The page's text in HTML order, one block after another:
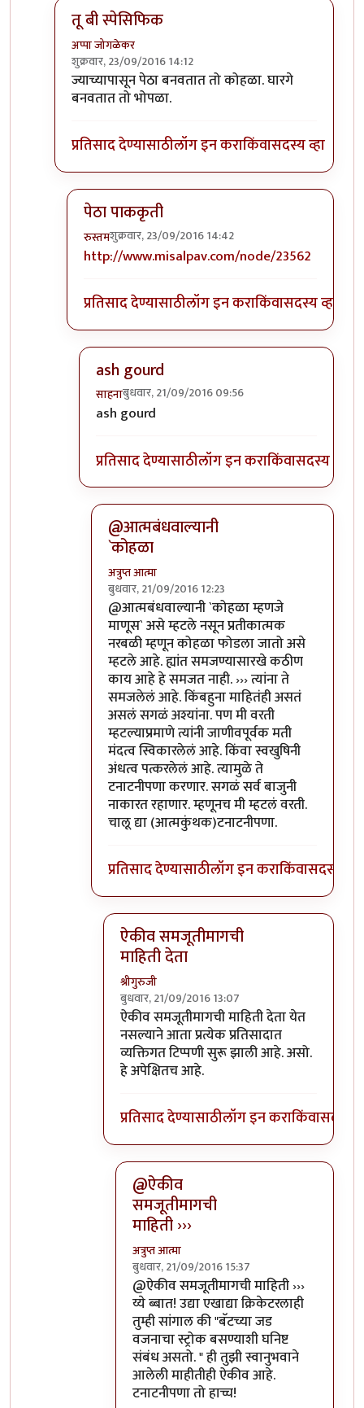
तू बी स्पेसिफिक
अप्पा जोगळेकर
शुक्रवार, 23/09/2016 14:12
In reply toतांबडा भोपळा टू बी स्पेसिफिक.by
ज्याच्यापासून पेठा बनवतात तो कोहळा. घारगे
बनवतात तो भोपळा.
प्रतिसाद देण्यासाठीलॉग इन कराकिंवासदस्य व्हा
पेठा पाककृती
रुस्तमशुक्रवार, 23/09/2016 14:42
In reply toतू बी स्पेसिफिकbyअप्पा जोगळेकर
http://www.misalpav.com/node/23562
प्रतिसाद देण्यासाठीलॉग इन कराकिंवासदस्य व्हा
ash gourd
साहनाबुधवार, 21/09/2016 09:56
In reply to
ash gourd
प्रतिसाद देण्यासाठीलॉग इन कराकिंवासदस्य व्हा
@आत्मबंधवाल्यानी
`कोहळा
अत्रुप्त आत्मा
बुधवार, 21/09/2016 12:23
In reply toआत्मबंधवाल्यानी `कोहळा म्हणजे
@आत्मबंधवाल्यानी `कोहळा म्हणजे
माणूस` असे म्हटले नसून प्रतीकात्मक
नरबळी म्हणून कोहळा फोडला जातो असे
म्हटले आहे. ह्यांत समजण्यासारखे कठीण
काय आहे हे समजत नाही. ››› त्यांना ते
समजलेलं आहे. किंबहुना माहितंही असतं
असलं सगळं अश्यांना. पण मी वरती
म्हटल्याप्रमाणे त्यांनी जाणीवपूर्वक मती
मंदत्व स्विकारलेलं आहे. किंवा स्वखुषिनी
अंधत्व पत्करलेलं आहे. त्यामुळे ते
टनाटनीपणा करणार. सगळं सर्व बाजुनी
नाकारत रहाणार. म्हणूनच मी म्हटलं वरती.
चालू द्या (आत्मकुंथक)टनाटनीपणा.
प्रतिसाद देण्यासाठीलॉग इन कराकिंवासदस्य व्हा
ऐकीव समजूतीमागची
माहिती देता
श्रीगुरुजी
बुधवार, 21/09/2016 13:07
In reply to@आत्मबंधवाल्यानी `कोहळा
ऐकीव समजूतीमागची माहिती देता येत
नसल्याने आता प्रत्येक प्रतिसादात
व्यक्तिगत टिप्पणी सुरू झाली आहे. असो.
हे अपेक्षितच आहे.
प्रतिसाद देण्यासाठीलॉग इन कराकिंवासदस्य
@ऐकीव
समजूतीमागची
माहिती ›››
अत्रुप्त आत्मा
बुधवार, 21/09/2016 15:37
In reply toऐकीव समजूतीमागची माहिती देता
@ऐकीव समजूतीमागची माहिती ›››
य्ये ब्बात! उद्या एखाद्या क्रिकेटरलाही
तुम्ही सांगाल की "बॅटच्या जड
वजनाचा स्ट्रोक बसण्याशी घनिष्ट
संबंध असतो. " ही तुझी स्वानुभवाने
आलेली माहीतीही ऐकीव आहे.
टनाटनीपणा तो हाच्च!